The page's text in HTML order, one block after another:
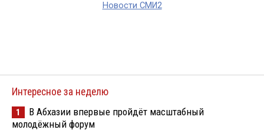
Новости СМИ2
Интересное за неделю
1
В Абхазии впервые пройдёт масштабный
молодёжный форум